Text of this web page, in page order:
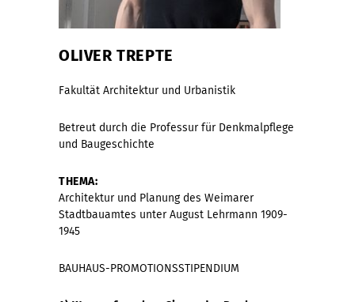
OLIVER TREPTE
Fakultät Architektur und Urbanistik
Betreut durch die Professur für Denkmalpflege
und Baugeschichte
THEMA:
Architektur und Planung des Weimarer
Stadtbauamtes unter August Lehrmann 1909-
1945
BAUHAUS-PROMOTIONSSTIPENDIUM